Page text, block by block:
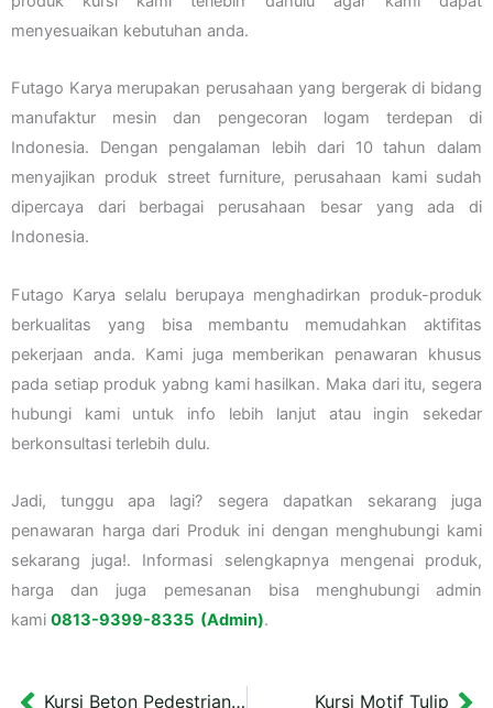
menyesuaikan kebutuhan anda.
Futago Karya merupakan perusahaan yang bergerak di bidang
manufaktur mesin dan pengecoran logam terdepan di
Indonesia. Dengan pengalaman lebih dari 10 tahun dalam
menyajikan produk street furniture, perusahaan kami sudah
dipercaya dari berbagai perusahaan besar yang ada di
Indonesia.
Futago Karya selalu berupaya menghadirkan produk-produk
berkualitas yang bisa membantu memudahkan aktifitas
pekerjaan anda. Kami juga memberikan penawaran khusus
pada setiap produk yabng kami hasilkan. Maka dari itu, segera
hubungi kami untuk info lebih lanjut atau ingin sekedar
berkonsultasi terlebih dulu.
Jadi, tunggu apa lagi? segera dapatkan sekarang juga
penawaran harga dari Produk ini dengan menghubungi kami
sekarang juga!. Informasi selengkapnya mengenai produk,
harga dan juga pemesanan bisa menghubungi admin
kami 0813-9399-8335 (Admin).
Kursi Beton Pedestrian Kota Tua Kursi Motif Tulip